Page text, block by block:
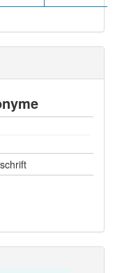
den Artikel